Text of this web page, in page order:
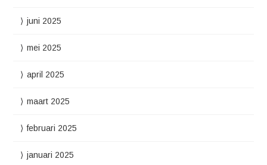
juni 2025
mei 2025
april 2025
maart 2025
februari 2025
januari 2025